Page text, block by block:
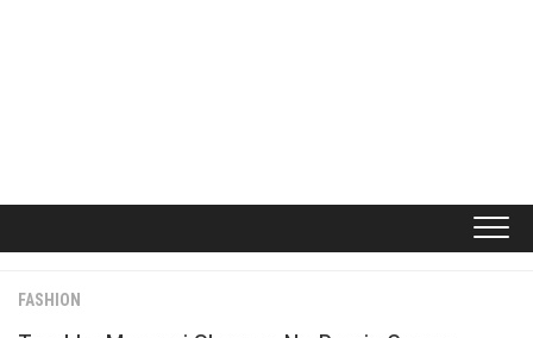
FASHION